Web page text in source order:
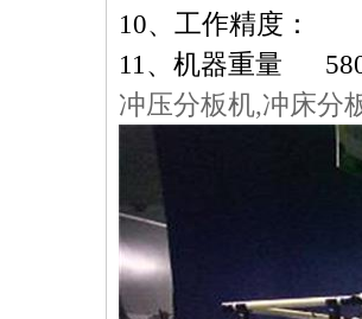
10、工作精度：
11 、机器重量
冲压分板机,冲床分